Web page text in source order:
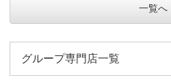
一覧へ
グループ専門店一覧